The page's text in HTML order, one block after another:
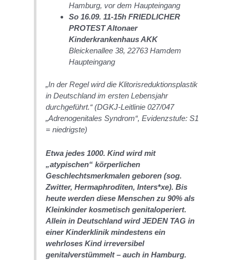
Hamburg, vor dem Haupteingang
So 16.09. 11-15h FRIEDLICHER
PROTEST Altonaer
Kinderkrankenhaus AKK
Bleickenallee 38, 22763 Hamdem
Haupteingang
„In der Regel wird die Klitorisreduktionsplastik
in Deutschland im ersten Lebensjahr
durchgeführt.“(DGKJ-Leitlinie 027/047
„Adrenogenitales Syndrom“, Evidenzstufe: S1
= niedrigste)
Etwa jedes 1000. Kind wird mit
„atypischen“ körperlichen
Geschlechtsmerkmalen geboren (sog.
Zwitter, Hermaphroditen, Inters*xe). Bis
heute werden diese Menschen zu 90% als
Kleinkinder kosmetisch genitaloperiert.
Allein in Deutschland wird JEDEN TAG in
einer Kinderklinik mindestens ein
wehrloses Kind irreversibel
genitalverstümmelt – auch in Hamburg.